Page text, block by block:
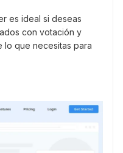
es ideal si deseas
con votación y
lo que necesitas para